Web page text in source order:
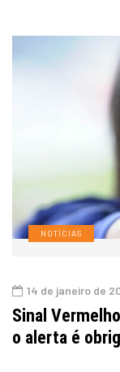
NOTÍCIAS
14 de janeiro de
Sinal
o alerta é